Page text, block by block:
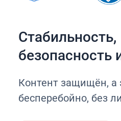
Стабильность,
безопасность
Контент защищён, а
бесперебойно, без